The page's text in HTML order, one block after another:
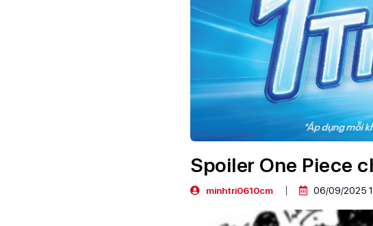
Spoiler One Piece
minhtri0610cm 06/09/2025